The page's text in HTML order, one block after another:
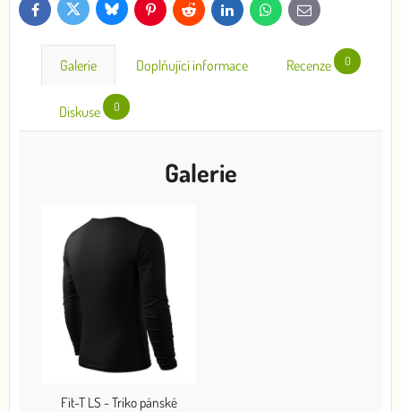
FacebookTwitter Bluesky PinterestReddit LinkedInWhatsApp
E-
mail
Galerie Doplňující informace Recenze 0
Diskuse 0
Galerie
Fit-T LS - Triko pánské